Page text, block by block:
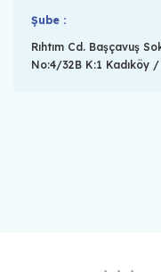
Şube :
Rıhtım Cd. Başçavuş
No:4/32B K:1 Kadıköy